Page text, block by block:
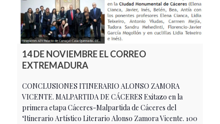
14 DE NOVIEMBRE EL CORREO
EXTREMADURA
CONCLUSIONES ITINERARIO ALONSO ZAMORA
VICENTE. MALPARTIDA DE CÁCERES Exitazo en la
primera etapa Cáceres-Malpartida de Cáceres del
‘Itinerario Artístico Literario Alonso Zamora Vicente. 100